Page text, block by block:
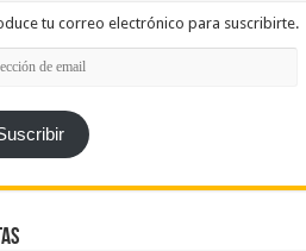
tu correo electrónico para suscribirte.